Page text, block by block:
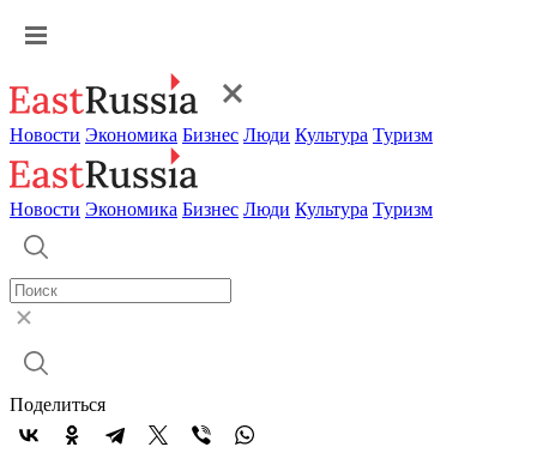
Новости Экономика Бизнес Люди Культура Туризм
Новости Экономика Бизнес Люди Культура Туризм
Поделиться